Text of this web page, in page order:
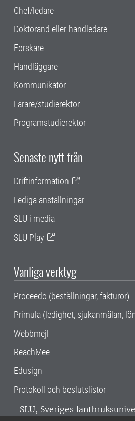
Chef/ledare
Doktorand eller handledare
Forskare
Handläggare
Kommunikatör
Lärare/studierektor
Programstudierektor
Senaste nytt från
Driftinformation
Lediga anställningar
SLU i media
SLU Play
Vanliga verktyg
Proceedo (beställningar, fakturor)
Primula (ledighet, sjukanmälan,
Webbmejl
ReachMee
Edusign
Protokoll och beslutslistor
SLU, Sveriges